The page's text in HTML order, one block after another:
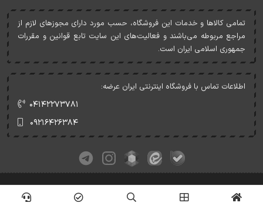
تمامی کالاها و خدمات اين فروشگاه، حسب مورد دارای مجوزهای لازم از
مراجع مربوطه می‌باشند و فعاليت‌های اين سايت تابع قوانين و مقررات
جمهوری اسلامی ايران است.
اطلاعات تماس با فروشگاه اینترنتی ایران عرضه:
۰۴۱۴۲۲۷۳۷۸۱
۰۹۲۱۶۴۲۶۳۸۴